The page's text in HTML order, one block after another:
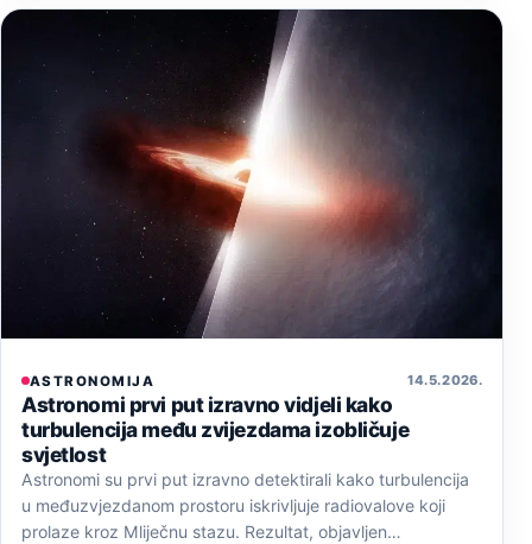
ASTRONOMIJA 14. 5. 2026.
Astronomi prvi put izravno vidjeli kako
turbulencija među zvijezdama izobličuje
svjetlost
Astronomi su prvi put izravno detektirali kako turbulencija
u međuzvjezdanom prostoru iskrivljuje radiovalove koji
prolaze kroz Mliječnu stazu. Rezultat, objavljen…